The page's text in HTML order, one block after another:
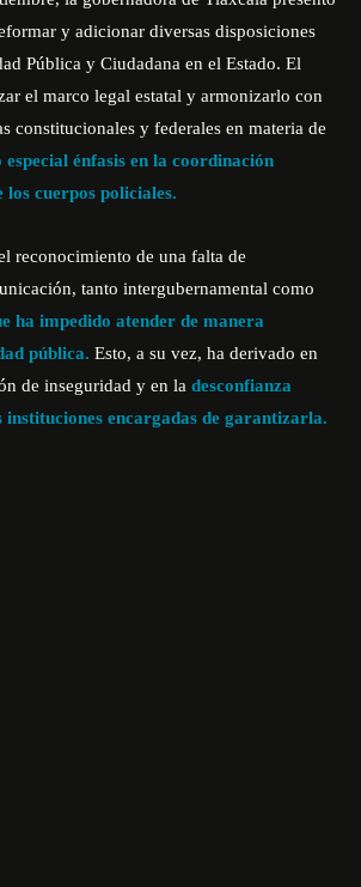
y adicionar diversas disposiciones
Pública y Ciudadana en el Estado. El
el marco legal estatal y armonizarlo con
constitucionales y federales en materia de
especial énfasis en la coordinación
cuerpos policiales.
reconocimiento de una falta de
tanto intergubernamental como
ha impedido atender de manera
pública. Esto, a su vez, ha derivado en
de inseguridad y en la desconfianza
instituciones encargadas de garantizarla.